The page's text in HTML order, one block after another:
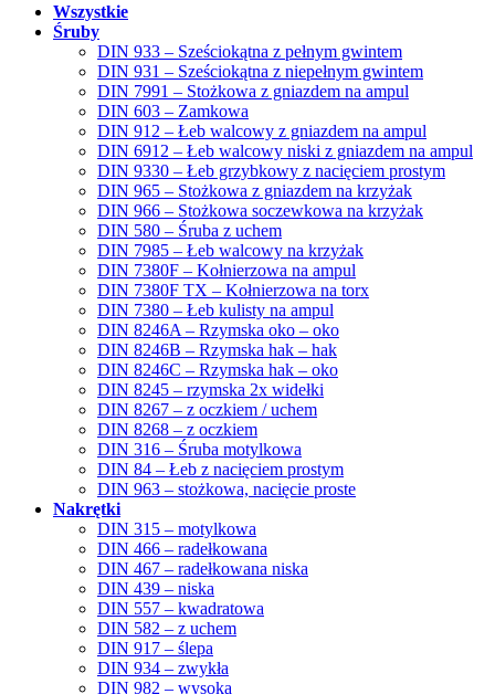
Wszystkie
Śruby
DIN 933 – Sześciokątna z pełnym gwintem
DIN 931 – Sześciokątna z niepełnym gwintem
DIN 7991 – Stożkowa z gniazdem na ampul
DIN 603 – Zamkowa
DIN 912 – Łeb walcowy z gniazdem na ampul
DIN 6912 – Łeb walcowy niski z gniazdem na ampul
DIN 9330 – Łeb grzybkowy z nacięciem prostym
DIN 965 – Stożkowa z gniazdem na krzyżak
DIN 966 – Stożkowa soczewkowa na krzyżak
DIN 580 – Śruba z uchem
DIN 7985 – Łeb walcowy na krzyżak
DIN 7380F – Kołnierzowa na ampul
DIN 7380F TX – Kołnierzowa na torx
DIN 7380 – Łeb kulisty na ampul
DIN 8246A – Rzymska oko – oko
DIN 8246B – Rzymska hak – hak
DIN 8246C – Rzymska hak – oko
DIN 8245 – rzymska 2x widełki
DIN 8267 – z oczkiem / uchem
DIN 8268 – z oczkiem
DIN 316 – Śruba motylkowa
DIN 84 – Łeb z nacięciem prostym
DIN 963 – stożkowa, nacięcie proste
Nakrętki
DIN 315 – motylkowa
DIN 466 – radełkowana
DIN 467 – radełkowana niska
DIN 439 – niska
DIN 557 – kwadratowa
DIN 582 – z uchem
DIN 917 – ślepa
DIN 934 – zwykła
DIN 982 – wysoka